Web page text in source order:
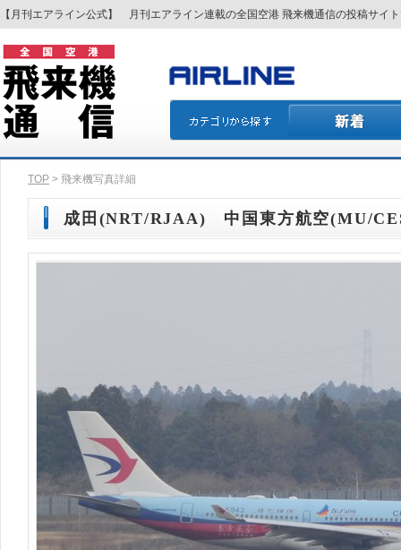
【月刊エアライン公式】 月刊エアライン連載の全国空港 飛来機通信の投稿サイ
TOP > 飛来機写真詳細
成田(NRT/RJAA) 中国東方航空(MU/